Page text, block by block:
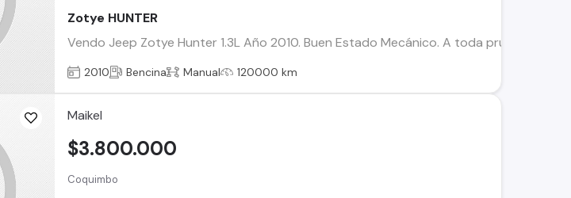
Zotye HUNTER
Vendo Jeep Zotye Hunter 1.3L Año 2010. Buen Estado Mecánico. A toda prueba.
2010 Bencina Manual 120000 km
Maikel
Coquimbo
$3.800.000